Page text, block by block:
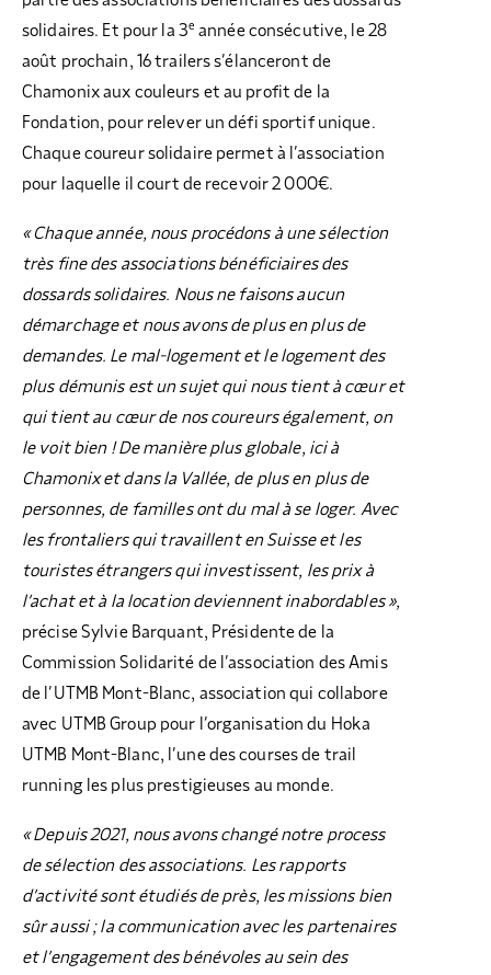
solidaires. Et pour la 3e année consécutive, le 28
août prochain, 16 trailers s’élanceront de
Chamonix aux couleurs et au profit de la
Fondation, pour relever un défi sportif unique.
Chaque coureur solidaire permet à l’association
pour laquelle il court de recevoir 2 000€.
« Chaque année, nous procédons à une sélection
très fine des associations bénéficiaires des
dossards solidaires. Nous ne faisons aucun
démarchage et nous avons de plus en plus de
demandes. Le mal-logement et le logement des
plus démunis est un sujet qui nous tient à cœur et
qui tient au cœur de nos coureurs également, on
le voit bien ! De manière plus globale, ici à
Chamonix et dans la Vallée, de plus en plus de
personnes, de familles ont du mal à se loger. Avec
les frontaliers qui travaillent en Suisse et les
touristes étrangers qui investissent, les prix à
l’achat et à la location deviennent inabordables »,
précise Sylvie Barquant, Présidente de la
Commission Solidarité de l’association des Amis
de l’UTMB Mont-Blanc, association qui collabore
avec UTMB Group pour l’organisation du Hoka
UTMB Mont-Blanc, l’une des courses de trail
running les plus prestigieuses au monde.
« Depuis 2021, nous avons changé notre process
de sélection des associations. Les rapports
d’activité sont étudiés de près, les missions bien
sûr aussi ; la communication avec les partenaires
et l’engagement des bénévoles au sein des